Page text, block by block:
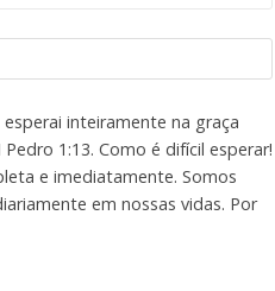
inteiramente na graça
1:13. Como é difícil esperar!
e imediatamente. Somos
em nossas vidas. Por